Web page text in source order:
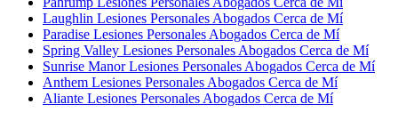
Laughlin Lesiones Personales Abogados Cerca de Mí
Paradise Lesiones Personales Abogados Cerca de Mí
Spring Valley Lesiones Personales Abogados Cerca de Mí
Sunrise Manor Lesiones Personales Abogados Cerca de Mí
Anthem Lesiones Personales Abogados Cerca de Mí
Aliante Lesiones Personales Abogados Cerca de Mí